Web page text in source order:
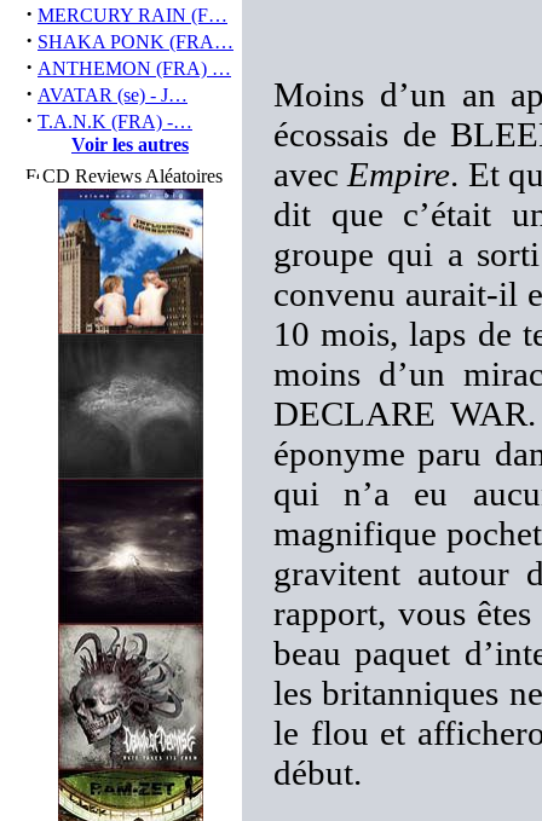
· MERCURY RAIN (F…
· SHAKA PONK (FRA…
· ANTHEMON (FRA) …
· AVATAR (se) - J…
· T.A.N.K (FRA) -…
Voir les autres
CD Reviews Aléatoires
Moins d’un an
écossais de
avec Empire. Et
dit que c’était
groupe qui a
convenu aurait-il
10 mois, laps de
moins d’un
DECLARE
éponyme paru
qui n’a eu
magnifique
gravitent autour
rapport, vous
beau paquet
les britanniques
le flou et
début.